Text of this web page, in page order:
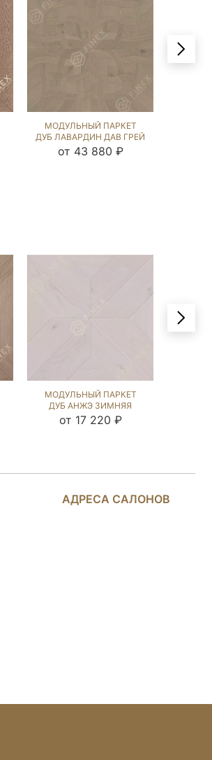
МОДУЛЬНЫЙ ПАРКЕТ
ДУБ ЛАВАРДИН ДАВ ГРЕЙ
(BRUSHED) 120859
от 43 880 ₽
МОДУЛЬНЫЙ ПАРКЕТ
ДУБ АНЖЭ ЗИМНЯЯ
СКАЗКА (SANDED) 121985
от 17 220 ₽
АДРЕСА САЛОНОВ